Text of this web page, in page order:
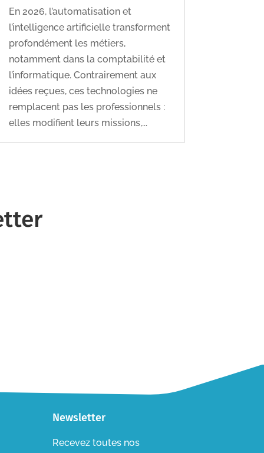
En 2026, l’automatisation et
l’intelligence artificielle transforment
profondément les métiers,
notamment dans la comptabilité et
l’informatique. Contrairement aux
idées reçues, ces technologies ne
remplacent pas les professionnels :
elles modifient leurs missions,...
Newsletter
Recevez toutes nos